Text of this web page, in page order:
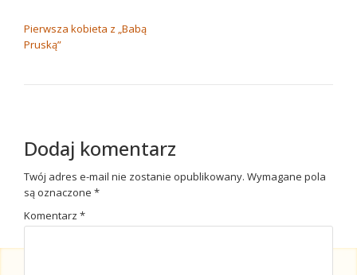
Pierwsza kobieta z „Babą
Pruską”
Dodaj komentarz
Twój adres e-mail nie zostanie opublikowany. Wymagane pola
są oznaczone *
Komentarz *